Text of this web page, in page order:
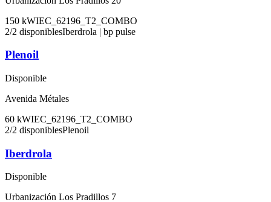
150 kWIEC_62196_T2_COMBO
2/2 disponiblesIberdrola | bp pulse
Plenoil
Disponible
Avenida Métales
60 kWIEC_62196_T2_COMBO
2/2 disponiblesPlenoil
Iberdrola
Disponible
Urbanización Los Pradillos 7